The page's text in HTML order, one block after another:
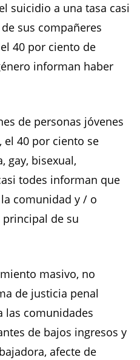
suicidio a una tasa casi
sus compañeres
40 por ciento de
informan haber
de personas jóvenes
el 40 por ciento se
gay, bisexual,
todes informan que
comunidad y / o
de su
masivo, no
de justicia penal
las comunidades
de bajos ingresos y
afecte de